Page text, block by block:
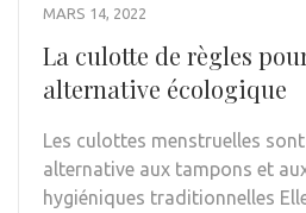
MARS 14, 2022
La culotte de règles
alternative écologique
Les culottes menstruelles
alternative aux tampons et
hygiéniques traditionnelles